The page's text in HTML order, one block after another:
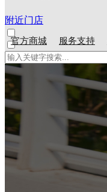
官方商城 服务支持
附近门店